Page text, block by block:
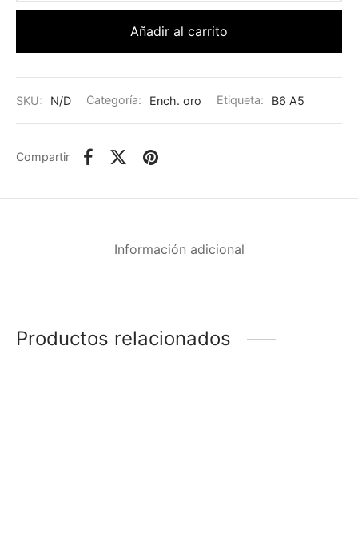
Añadir al carrito
SKU: N/D Categoría: Ench. oro Etiqueta: B6 A5
Compartir
Información adicional
Productos relacionados